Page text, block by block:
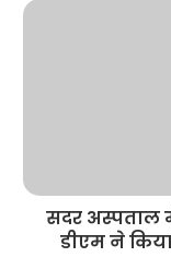
सदर अस्पताल
डीएम ने